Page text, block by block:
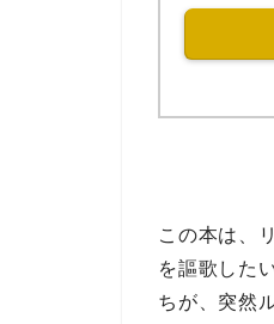
この本は、
を謳歌した
ち が、突然